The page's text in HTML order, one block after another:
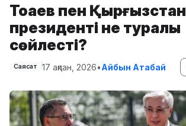
Тоқаев пен Қырғызстан
президенті не туралы
сөйлесті?
Саясат 17 ақпан, 2026•Айбын Атабай